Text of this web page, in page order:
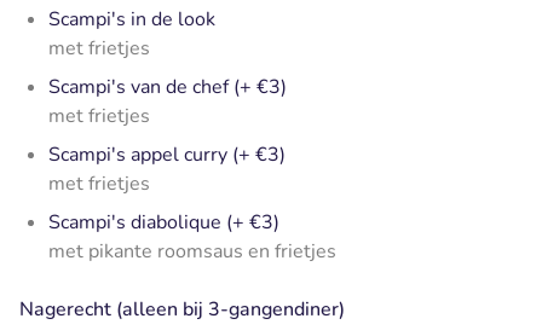
Scampi's in de look
met frietjes
Scampi's van de chef (+ €3)
met frietjes
Scampi's appel curry (+ €3)
met frietjes
Scampi's diabolique (+ €3)
met pikante roomsaus en frietjes
Nagerecht (alleen bij 3-gangendiner)